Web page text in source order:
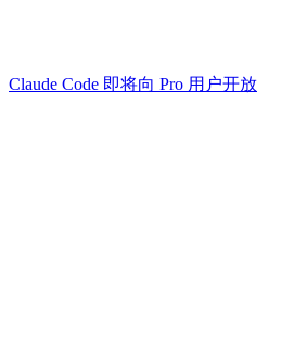
Claude Code 即将向 Pro 用户开放